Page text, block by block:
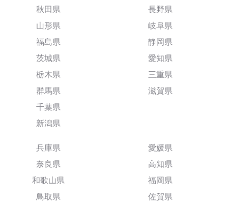
秋田県
山形県
福島県
茨城県
栃木県
群馬県
千葉県
新潟県
長野県
岐阜県
静岡県
愛知県
三重県
滋賀県
兵庫県
奈良県
和歌山県
鳥取県
愛媛県
高知県
福岡県
佐賀県